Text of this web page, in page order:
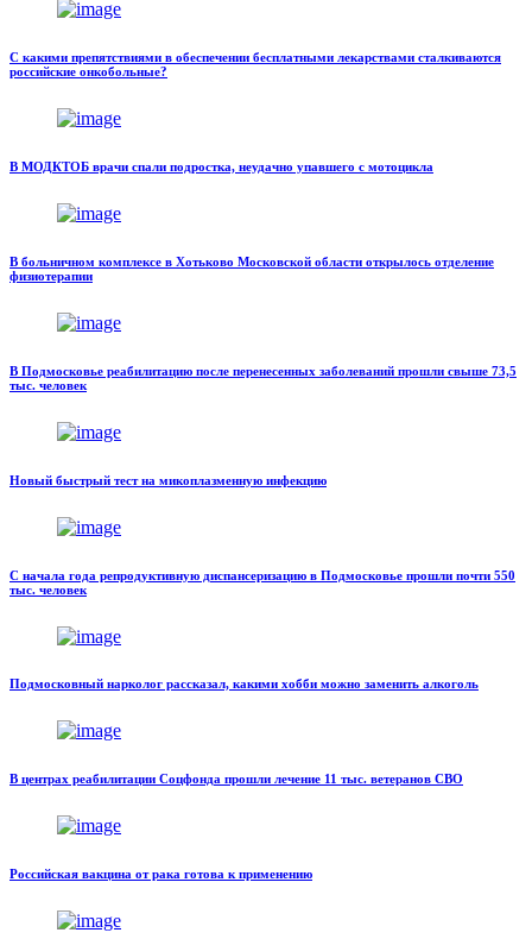
С какими препятствиями в обеспечении бесплатными лекарствами сталкиваются
российские онкобольные?
В МОДКТОБ врачи спали подростка, неудачно упавшего с мотоцикла
В больничном комплексе в Хотьково Московской области открылось отделение
физиотерапии
В Подмосковье реабилитацию после перенесенных заболеваний прошли свыше 73,5
тыс. человек
Новый быстрый тест на микоплазменную инфекцию
С начала года репродуктивную диспансеризацию в Подмосковье прошли почти 550
тыс. человек
Подмосковный нарколог рассказал, какими хобби можно заменить алкоголь
В центрах реабилитации Соцфонда прошли лечение 11 тыс. ветеранов СВО
Российская вакцина от рака готова к применению